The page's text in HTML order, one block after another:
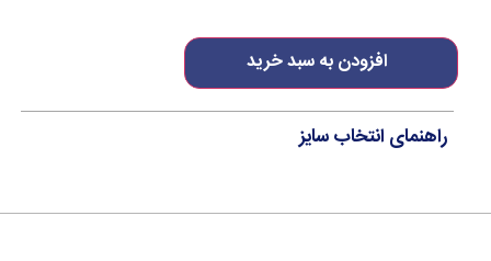
افزودن به سبد خرید
راهنمای انتخاب سایز